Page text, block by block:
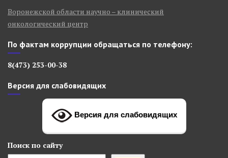
Воронежской области научно – клинический
онкологический центр
По фактам коррупции обращаться по телефону:
8(473) 253-00-38
Версия для слабовидящих
Версия для слабовидящих
Поиск по сайту